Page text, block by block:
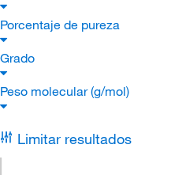
Porcentaje de pureza
Grado
Peso molecular (g/mol)
Limitar resultados